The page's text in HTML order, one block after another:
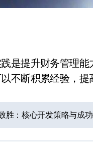
是提升财务管理
不断积累经验，提
胜：核心开发策略与成